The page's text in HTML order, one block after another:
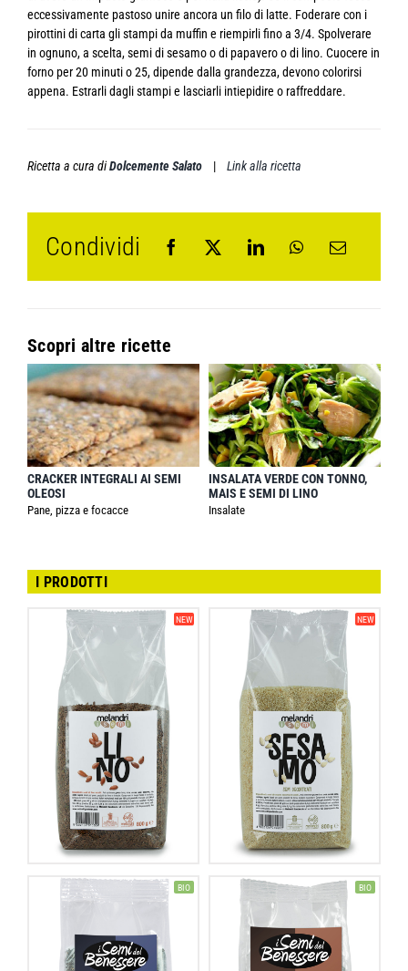
eccessivamente pastoso unire ancora un filo di latte. Foderare con i
pirottini di carta gli stampi da muffin e riempirli fino a 3/4. Spolverare
in ognuno, a scelta, semi di sesamo o di papavero o di lino. Cuocere in
forno per 20 minuti o 25, dipende dalla grandezza, devono colorirsi
appena. Estrarli dagli stampi e lasciarli intiepidire o raffreddare.
Ricetta a cura diDolcemente Salato| Link alla ricetta
Condividi
Scopri altre ricette
CRACKER INTEGRALI AI SEMI
OLEOSI
Pane, pizza e focacce
INSALATA VERDE CON TONNO,
MAIS E SEMI DI LINO
Insalate
I PRODOTTI
NEW NEW
BIO BIO